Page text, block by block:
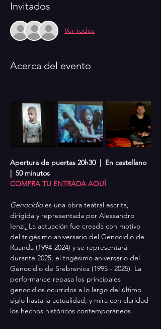
Invitados
Ver todos
Acerca del evento
Apertura de puertas 20h30  |  En castellano
|  50 minutos
COMPRA TU ENTRADA AQUÍ
Genocidio es una obra teatral escrita,
dirigida y representada por Alessandro
Ienzi. La actuación fue creada con motivo
del trigésimo aniversario del Genocidio de
Ruanda (1994-2024) y se representará
durante 2025, el trigésimo aniversario del
Genocidio de Srebrenica (1995 - 2025). La
performance repasa los principales
genocidios ocurridos a lo largo del último
siglo hasta la actualidad, y mira con claridad
los hechos históricos contemporáneos.